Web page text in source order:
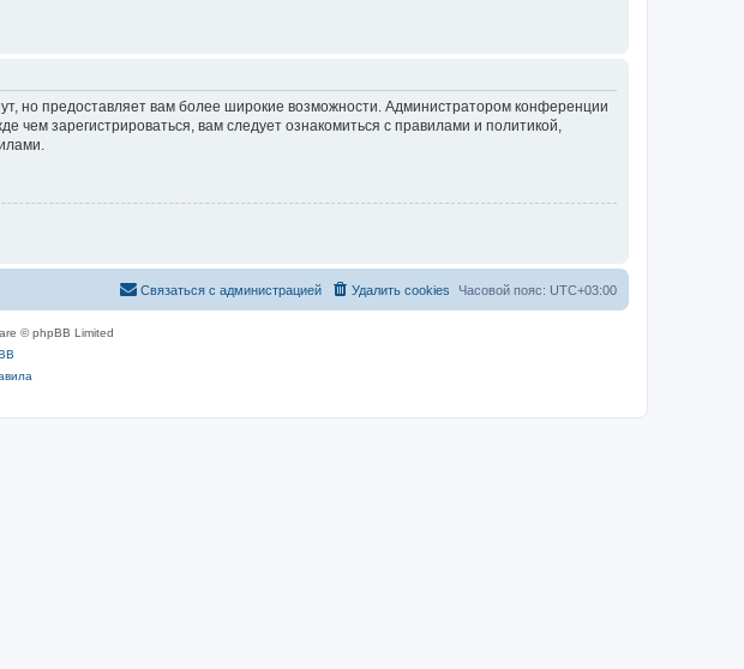
но предоставляет вам более широкие возможности. Администратором конференции
чем зарегистрироваться, вам следует ознакомиться с правилами и политикой,
Часовой пояс: UTC+03:00
Удалить cookies
Связаться с администрацией
© phpBB Limited